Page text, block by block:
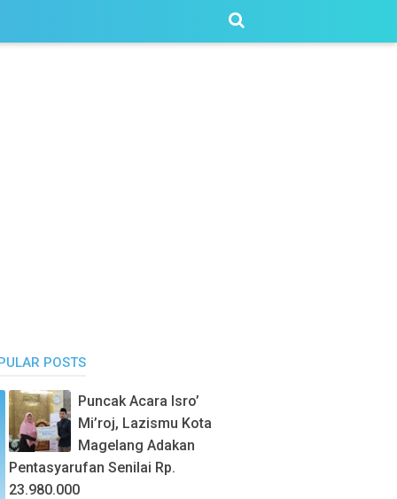
POSTS
Puncak Acara Isro’
Mi’roj, Lazismu Kota
Magelang Adakan
Pentasyarufan Senilai Rp.
23.980.000